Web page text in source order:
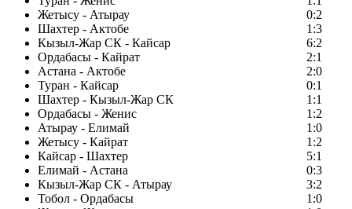
Жетысу - Атырау
0:2
Шахтер - Актобе
1:3
Кызыл-Жар СК - Кайсар
6:2
Ордабасы - Кайрат
2:1
Астана - Актобе
2:0
Туран - Кайсар
0:1
Шахтер - Кызыл-Жар СК
1:1
Ордабасы - Женис
1:2
Атырау - Елимай
1:0
Жетысу - Кайрат
1:2
Кайсар - Шахтер
5:1
Елимай - Астана
0:3
Кызыл-Жар СК - Атырау
3:2
Тобол - Ордабасы
1:0